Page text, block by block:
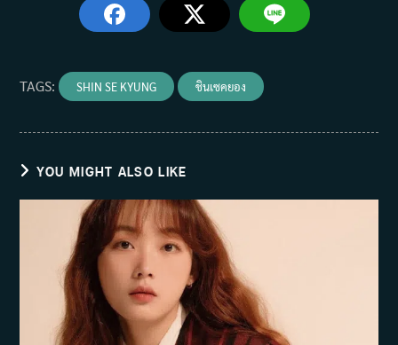
TAGS: SHIN SE KYUNG ชินเซคยอง
YOU MIGHT ALSO LIKE